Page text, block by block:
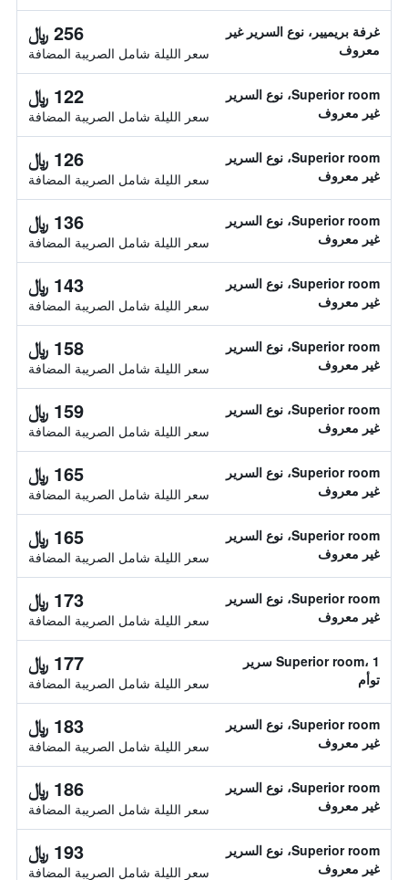
غرفة بريميير، نوع السرير غير
معروف
256 ﷼
سعر الليلة شامل الصريبة المضافة
Superior room، نوع السرير
غير معروف
122 ﷼
سعر الليلة شامل الصريبة المضافة
Superior room، نوع السرير
غير معروف
126 ﷼
سعر الليلة شامل الصريبة المضافة
Superior room، نوع السرير
غير معروف
136 ﷼
سعر الليلة شامل الصريبة المضافة
Superior room، نوع السرير
غير معروف
143 ﷼
سعر الليلة شامل الصريبة المضافة
Superior room، نوع السرير
غير معروف
158 ﷼
سعر الليلة شامل الصريبة المضافة
Superior room، نوع السرير
غير معروف
159 ﷼
سعر الليلة شامل الصريبة المضافة
Superior room، نوع السرير
غير معروف
165 ﷼
سعر الليلة شامل الصريبة المضافة
Superior room، نوع السرير
غير معروف
165 ﷼
سعر الليلة شامل الصريبة المضافة
Superior room، نوع السرير
غير معروف
173 ﷼
سعر الليلة شامل الصريبة المضافة
Superior room، 1 سرير
توأم
177 ﷼
سعر الليلة شامل الصريبة المضافة
Superior room، نوع السرير
غير معروف
183 ﷼
سعر الليلة شامل الصريبة المضافة
Superior room، نوع السرير
غير معروف
186 ﷼
سعر الليلة شامل الصريبة المضافة
Superior room، نوع السرير
غير معروف
193 ﷼
سعر الليلة شامل الصريبة المضافة